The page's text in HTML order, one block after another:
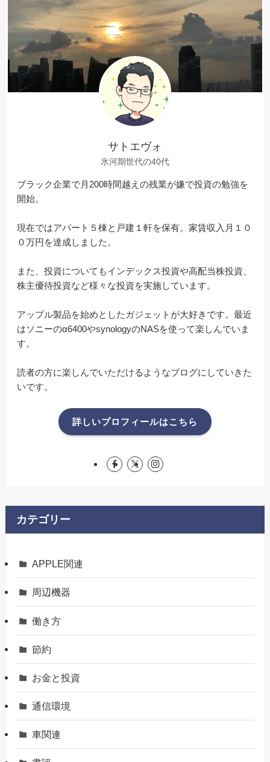
サトエヴォ
氷河期世代の40代
ブラック企業で月200時間越えの残業が嫌で投資の勉強を
開始。
現在ではアパート５棟と戸建１軒を保有。家賃収入月１０
０万円を達成しました。
また、投資についてもインデックス投資や高配当株投資、
株主優待投資など様々な投資を実施しています。
アップル製品を始めとしたガジェットが大好きです。最近
はソニーのα6400やsynologyのNASを使って楽しんでいま
す。
読者の方に楽しんでいただけるようなブログにしていきた
いです。
詳しいプロフィールはこちら
カテゴリー
APPLE関連
周辺機器
働き方
節約
お金と投資
通信環境
車関連